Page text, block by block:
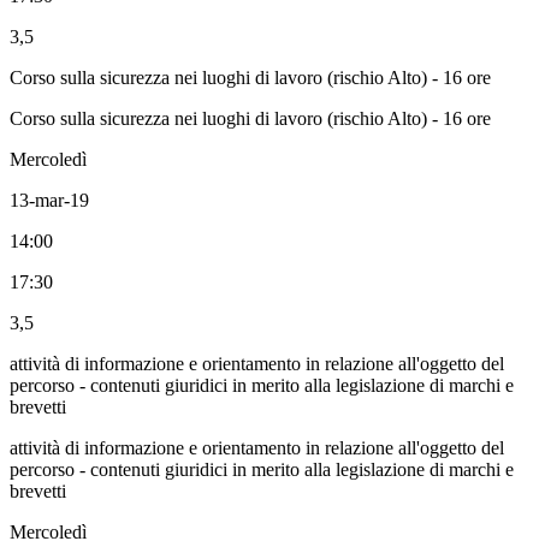
3,5
Corso sulla sicurezza nei luoghi di lavoro (rischio Alto) - 16 ore
Corso sulla sicurezza nei luoghi di lavoro (rischio Alto) - 16 ore
Mercoledì
13-mar-19
14:00
17:30
3,5
attività di informazione e orientamento in relazione all'oggetto del
percorso - contenuti giuridici in merito alla legislazione di marchi e
brevetti
attività di informazione e orientamento in relazione all'oggetto del
percorso - contenuti giuridici in merito alla legislazione di marchi e
brevetti
Mercoledì